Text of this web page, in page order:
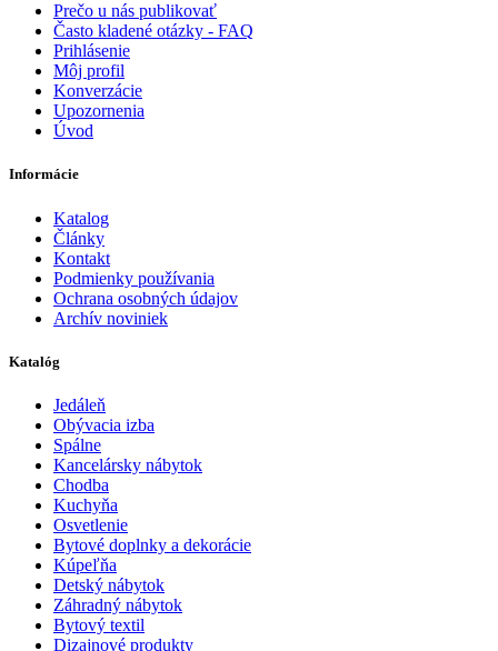
Prečo u nás publikovať
Často kladené otázky - FAQ
Prihlásenie
Môj profil
Konverzácie
Upozornenia
Úvod
Informácie
Katalog
Články
Kontakt
Podmienky používania
Ochrana osobných údajov
Archív noviniek
Katalóg
Jedáleň
Obývacia izba
Spálne
Kancelársky nábytok
Chodba
Kuchyňa
Osvetlenie
Bytové doplnky a dekorácie
Kúpeľňa
Detský nábytok
Záhradný nábytok
Bytový textil
Dizajnové produkty